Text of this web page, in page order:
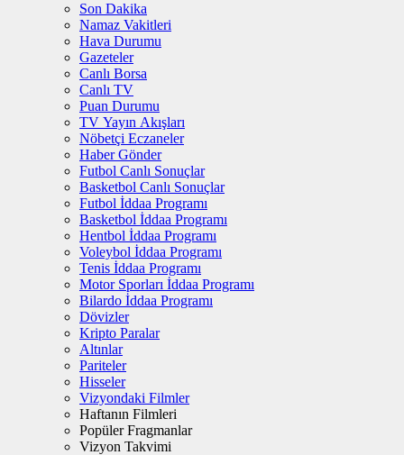
Son Dakika
Namaz Vakitleri
Hava Durumu
Gazeteler
Canlı Borsa
Canlı TV
Puan Durumu
TV Yayın Akışları
Nöbetçi Eczaneler
Haber Gönder
Futbol Canlı Sonuçlar
Basketbol Canlı Sonuçlar
Futbol İddaa Programı
Basketbol İddaa Programı
Hentbol İddaa Programı
Voleybol İddaa Programı
Tenis İddaa Programı
Motor Sporları İddaa Programı
Bilardo İddaa Programı
Dövizler
Kripto Paralar
Altınlar
Pariteler
Hisseler
Vizyondaki Filmler
Haftanın Filmleri
Popüler Fragmanlar
Vizyon Takvimi